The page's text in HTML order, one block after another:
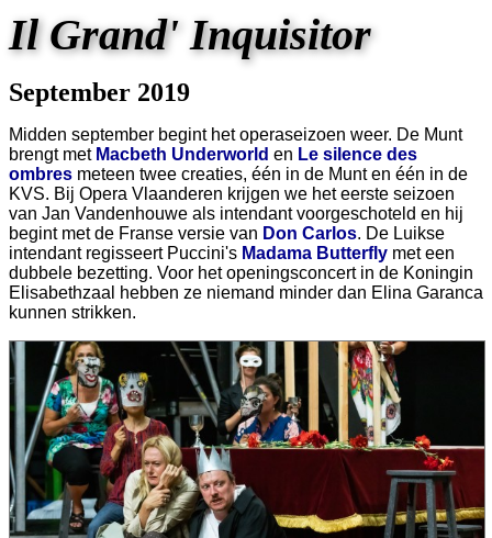
Il Grand' Inquisitor
September 2019
Midden september begint het operaseizoen weer. De Munt
brengt met Macbeth Underworld en Le silence des
ombres meteen twee creaties, één in de Munt en één in de
KVS. Bij Opera Vlaanderen krijgen we het eerste seizoen
van Jan Vandenhouwe als intendant voorgeschoteld en hij
begint met de Franse versie van Don Carlos. De Luikse
intendant regisseert Puccini's Madama Butterfly met een
dubbele bezetting. Voor het openingsconcert in de Koningin
Elisabethzaal hebben ze niemand minder dan Elina Garanca
kunnen strikken.